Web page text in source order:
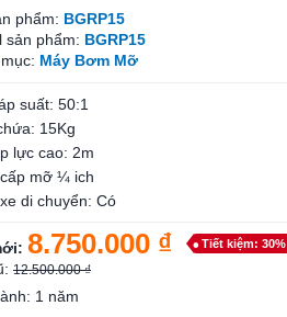
phẩm: BGRP15
sản phẩm: BGRP15
Máy Bơm Mỡ
suất: 50:1
15Kg
lực cao: 2m
mỡ ¼ ich
di chuyển: Có
8.750.000 ₫ Tiết kiệm: 30%
12.500.000 ₫
1 năm